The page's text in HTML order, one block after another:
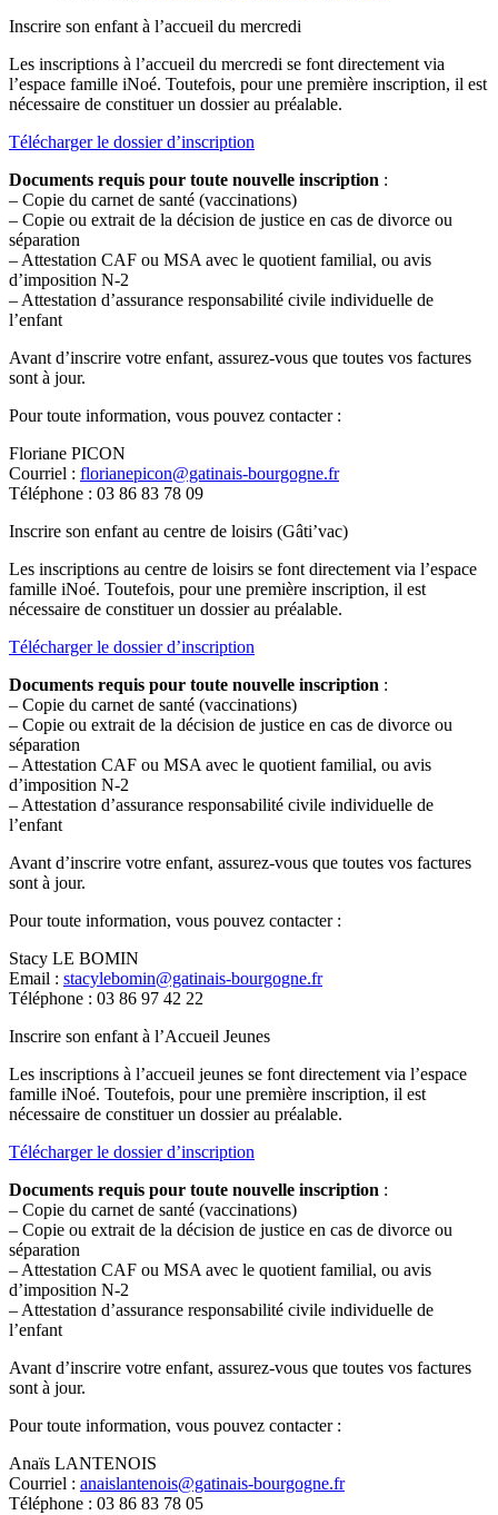
Inscrire son enfant à l’accueil du mercredi
Les inscriptions à l’accueil du mercredi se font directement via
l’espace famille iNoé. Toutefois, pour une première inscription, il est
nécessaire de constituer un dossier au préalable.
Télécharger le dossier d’inscription
Documents requis pour toute nouvelle inscription :
– Copie du carnet de santé (vaccinations)
– Copie ou extrait de la décision de justice en cas de divorce ou
séparation
– Attestation CAF ou MSA avec le quotient familial, ou avis
d’imposition N-2
– Attestation d’assurance responsabilité civile individuelle de
l’enfant
Avant d’inscrire votre enfant, assurez-vous que toutes vos factures
sont à jour.
Pour toute information, vous pouvez contacter :
Floriane PICON
Courriel : florianepicon@gatinais-bourgogne.fr
Téléphone : 03 86 83 78 09
Inscrire son enfant au centre de loisirs (Gâti’vac)
Les inscriptions au centre de loisirs se font directement via l’espace
famille iNoé. Toutefois, pour une première inscription, il est
nécessaire de constituer un dossier au préalable.
Télécharger le dossier d’inscription
Documents requis pour toute nouvelle inscription :
– Copie du carnet de santé (vaccinations)
– Copie ou extrait de la décision de justice en cas de divorce ou
séparation
– Attestation CAF ou MSA avec le quotient familial, ou avis
d’imposition N-2
– Attestation d’assurance responsabilité civile individuelle de
l’enfant
Avant d’inscrire votre enfant, assurez-vous que toutes vos factures
sont à jour.
Pour toute information, vous pouvez contacter :
Stacy LE BOMIN
Email : stacylebomin@gatinais-bourgogne.fr
Téléphone : 03 86 97 42 22
Inscrire son enfant à l’Accueil Jeunes
Les inscriptions à l’accueil jeunes se font directement via l’espace
famille iNoé. Toutefois, pour une première inscription, il est
nécessaire de constituer un dossier au préalable.
Télécharger le dossier d’inscription
Documents requis pour toute nouvelle inscription :
– Copie du carnet de santé (vaccinations)
– Copie ou extrait de la décision de justice en cas de divorce ou
séparation
– Attestation CAF ou MSA avec le quotient familial, ou avis
d’imposition N-2
– Attestation d’assurance responsabilité civile individuelle de
l’enfant
Avant d’inscrire votre enfant, assurez-vous que toutes vos factures
sont à jour.
Pour toute information, vous pouvez contacter :
Anaïs LANTENOIS
Courriel : anaislantenois@gatinais-bourgogne.fr
Téléphone : 03 86 83 78 05